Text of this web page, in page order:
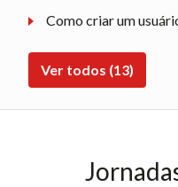
Como criar um
Ver todos (13)